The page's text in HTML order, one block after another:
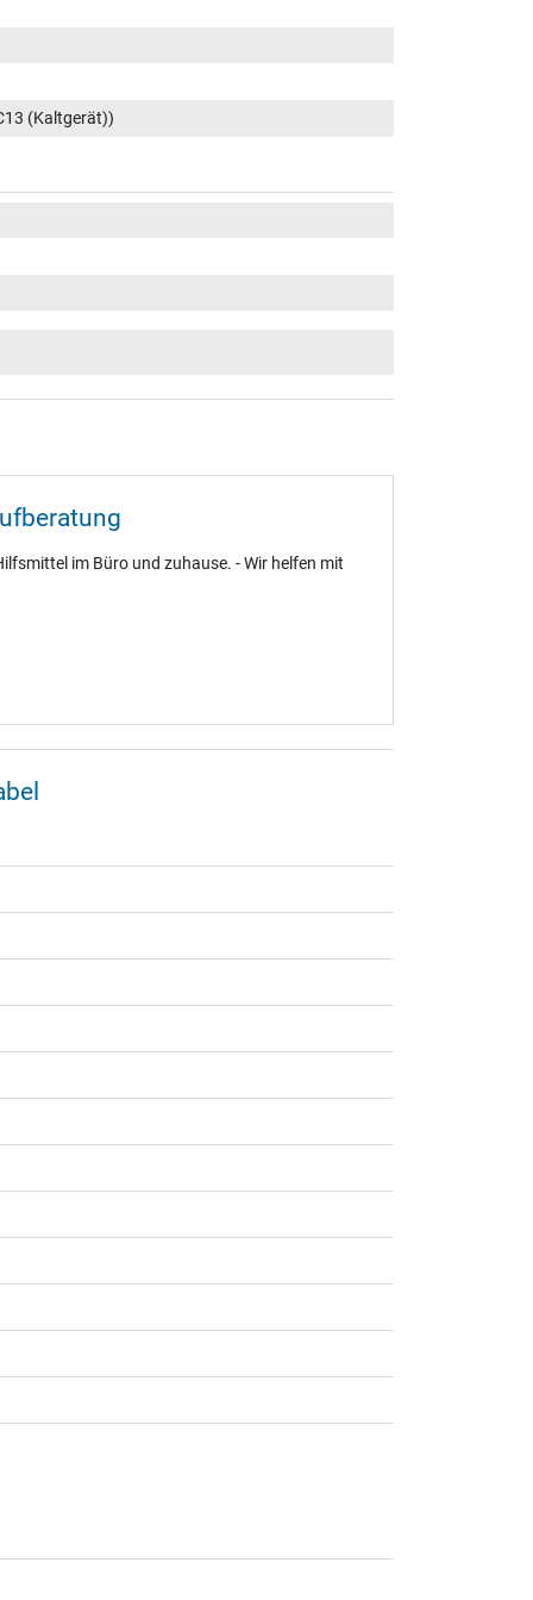
(Kaltgerät))
im Büro und zuhause. - Wir helfen mit